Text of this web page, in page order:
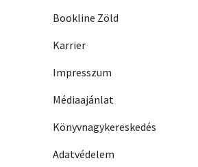
Bookline Zöld
Karrier
Impresszum
Médiaajánlat
Könyvnagykereskedés
Adatvédelem